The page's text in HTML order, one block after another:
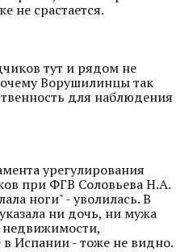
не срастается.
тут и рядом не
Ворушилинцы так
для наблюдения
урегулирования
при ФГВ Соловьева Н.А.
ноги" - уволилась. В
ни дочь, ни мужа
недвижимости,
Испании - тоже не видно.